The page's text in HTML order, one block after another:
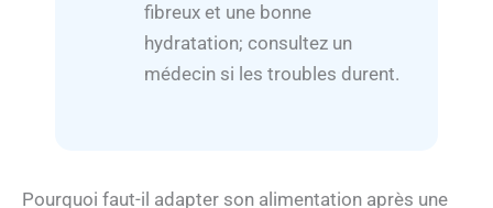
fibreux et une bonne
hydratation; consultez un
médecin si les troubles durent.
Pourquoi faut-il adapter son alimentation après une